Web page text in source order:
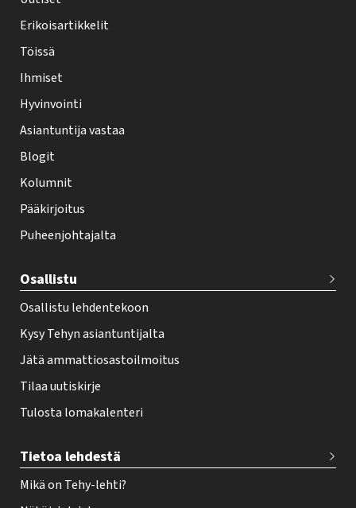
y
-
e
h
t
i
f
o
t
r
Erikoisartikkelit
Töissä
Ihmiset
Hyvinvointi
Asiantuntija vastaa
Blogit
Kolumnit
Pääkirjoitus
Puheenjohtajalta
Osallistu
Osallistu lehdentekoon
Kysy Tehyn asiantuntijalta
Jätä ammattiosastoilmoitus
Tilaa uutiskirje
Tulosta lomakalenteri
Tietoa lehdestä
Mikä on Tehy-lehti?